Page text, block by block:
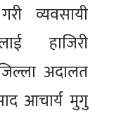
व्यवसायी
हाजिरी
अदालत
आचार्य मुगु